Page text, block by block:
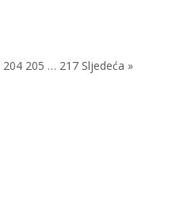
204 205 … 217 Sljedeća »